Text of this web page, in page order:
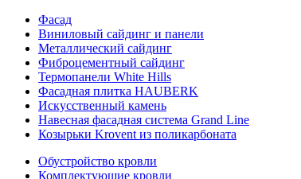
Фасад
Виниловый сайдинг и панели
Металлический сайдинг
Фиброцементный сайдинг
Термопанели White Hills
Фасадная плитка HAUBERK
Искусственный камень
Навесная фасадная система Grand Line
Козырьки Krovent из поликарбоната
Обустройство кровли
Комплектующие кровли